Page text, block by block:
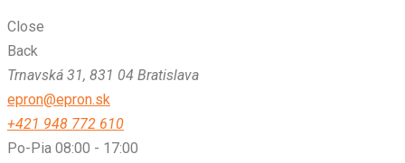
Close
Back
Trnavská 31, 831 04 Bratislava
epron@epron.sk
+421 948 772 610
Po-Pia 08:00 - 17:00